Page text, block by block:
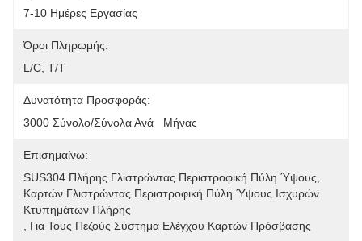
7-10 Ημέρες Εργασίας
Όροι Πληρωμής:
L/C, T/T
Δυνατότητα Προσφοράς:
3000 Σύνολο/σύνολα Ανά   Μήνας
Επισημαίνω:
SUS304 Πλήρης Γλιστρώντας Περιστροφική Πύλη Ύψους
Καρτών Γλιστρώντας Περιστροφική Πύλη Ύψους Ισχυρών
Κτυπημάτων Πλήρης
Για Τους Πεζούς Σύστημα Ελέγχου Καρτών Πρόσβασης